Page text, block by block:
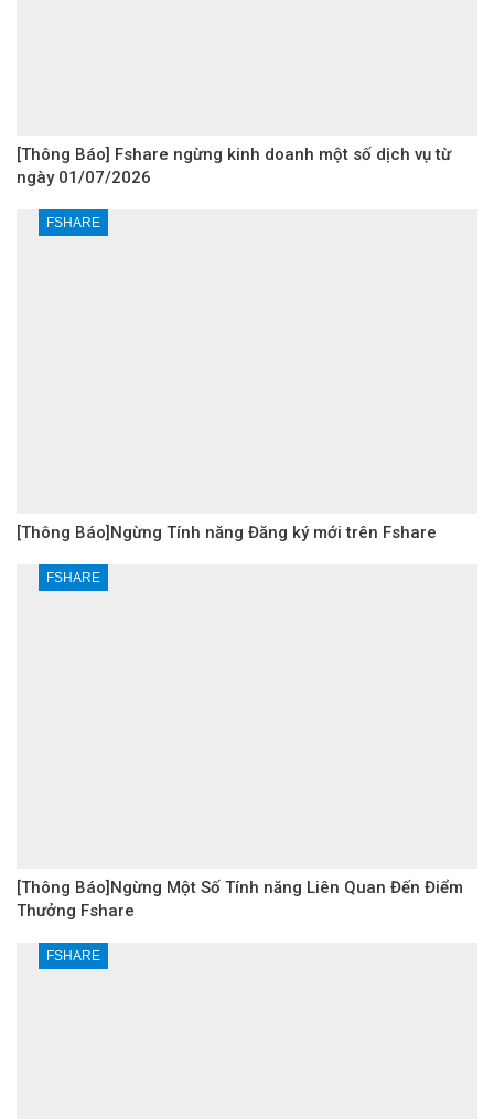
[Thông Báo] Fshare ngừng kinh doanh một số dịch vụ từ
ngày 01/07/2026
FSHARE
[Thông Báo]Ngừng Tính năng Đăng ký mới trên Fshare
FSHARE
[Thông Báo]Ngừng Một Số Tính năng Liên Quan Đến Điểm
Thưởng Fshare
FSHARE